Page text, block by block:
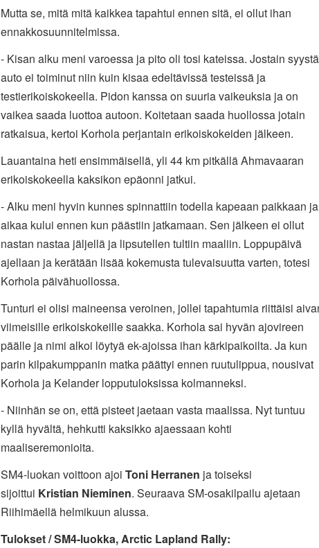
Mutta se, mitä mitä kaikkea tapahtui ennen sitä, ei ollut ihan
ennakkosuunnitelmissa.
- Kisan alku meni varoessa ja pito oli tosi kateissa. Jostain syystä
auto ei toiminut niin kuin kisaa edeltävissä testeissä ja
testierikoiskokeella. Pidon kanssa on suuria vaikeuksia ja on
vaikea saada luottoa autoon. Koitetaan saada huollossa jotain
ratkaisua, kertoi Korhola perjantain erikoiskokeiden jälkeen.
Lauantaina heti ensimmäisellä, yli 44 km pitkällä Ahmavaaran
erikoiskokeella kaksikon epäonni jatkui.
- Alku meni hyvin kunnes spinnattiin todella kapeaan paikkaan ja
aikaa kului ennen kun päästiin jatkamaan. Sen jälkeen ei ollut
nastan nastaa jäljellä ja lipsutellen tultiin maaliin. Loppupäivä
ajellaan ja kerätään lisää kokemusta tulevaisuutta varten, totesi
Korhola päivähuollossa.
Tunturi ei olisi maineensa veroinen, jollei tapahtumia riittäisi
viimeisille erikoiskokeille saakka. Korhola sai hyvän ajovireen
päälle ja nimi alkoi löytyä ek-ajoissa ihan kärkipaikoilta. Ja kun
parin kilpakumppanin matka päättyi ennen ruutulippua, nousivat
Korhola ja Kelander lopputuloksissa kolmanneksi.
- Niinhän se on, että pisteet jaetaan vasta maalissa. Nyt tuntuu
kyllä hyvältä, hehkutti kaksikko ajaessaan kohti
maaliseremonioita.
SM4-luokan voittoon ajoi Toni Herranen ja toiseksi
sijoittui Kristian Nieminen. Seuraava SM-osakilpailu ajetaan
Riihimäellä helmikuun alussa.
Tulokset / SM4-luokka, Arctic Lapland Rally: